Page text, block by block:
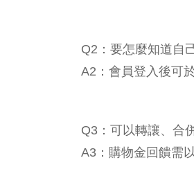
Q2：要怎麼知道自
A2：會員登入後可
Q3：可以轉讓、合
A3：購物金回饋需